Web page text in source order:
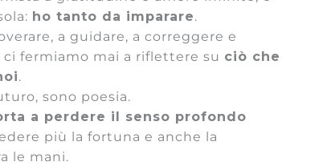
ho tanto da imparare.
a guidare, a correggere e
fermiamo mai a riflettere su ciò che
.
sono poesia.
a perdere il senso profondo
più la fortuna e anche la
le mani.